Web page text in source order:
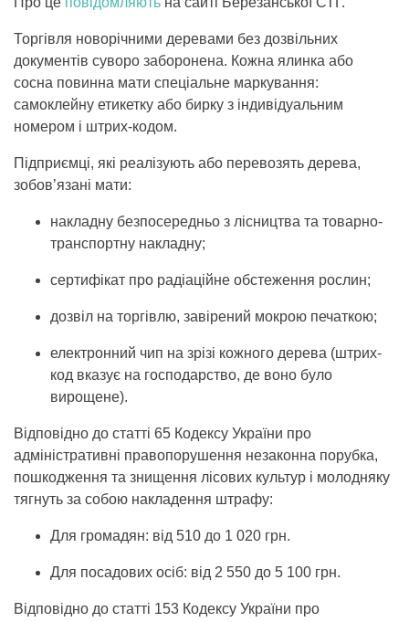
Торгівля новорічними деревами без дозвільних
документів суворо заборонена. Кожна ялинка або
сосна повинна мати спеціальне маркування:
самоклейну етикетку або бирку з індивідуальним
номером і штрих-кодом.
Підприємці, які реалізують або перевозять дерева,
зобов’язані мати:
накладну безпосередньо з лісництва та товарно-
транспортну накладну;
сертифікат про радіаційне обстеження рослин;
дозвіл на торгівлю, завірений мокрою печаткою;
електронний чип на зрізі кожного дерева (штрих-
код вказує на господарство, де воно було
вирощене).
Відповідно до статті 65 Кодексу України про
адміністративні правопорушення незаконна порубка,
пошкодження та знищення лісових культур і молодняку
тягнуть за собою накладення штрафу:
Для громадян: від 510 до 1 020 грн.
Для посадових осіб: від 2 550 до 5 100 грн.
Відповідно до статті 153 Кодексу України про